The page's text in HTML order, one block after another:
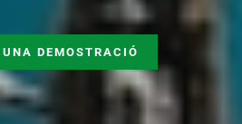
DEMOSTRACIÓ